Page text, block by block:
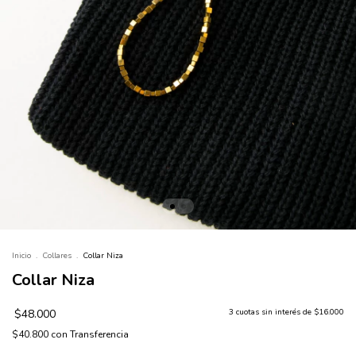
Inicio . Collares . Collar Niza
Collar Niza
$48.000 3 cuotas sin interés de $16.000
$40.800 con Transferencia